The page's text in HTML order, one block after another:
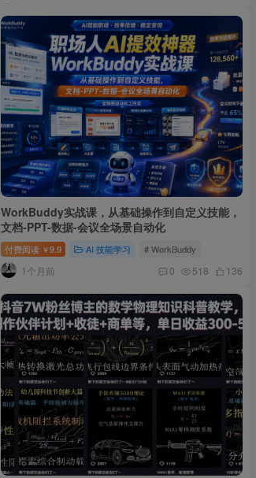
WorkBuddy实战课，从基础操作到自定义技能，
文档-PPT-数据-会议全场景自动化
付费阅读 ￥9.9 AI 技能学习 # WorkBuddy
1个月前 0 518 136